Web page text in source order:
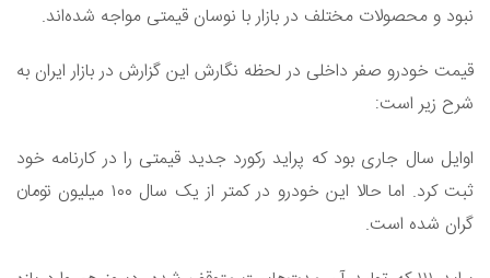
نبود و محصولات مختلف در بازار با نوسان قیمتی مواجه شده‌اند.
قیمت خودرو صفر داخلی در لحظه نگارش این گزارش در بازار ایران به
شرح زیر است:
اوایل سال جاری بود که پراید رکورد جدید قیمتی را در کارنامه خود
ثبت کرد. اما حالا این خودرو در کمتر از یک سال ۱۰۰ میلیون تومان
گران شده است.